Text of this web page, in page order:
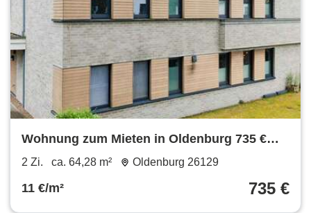
Wohnung zum Mieten in Oldenburg 735 €
64.28 m²
2 Zi. ca. 64,28 m² Oldenburg 26129
11 €/m² 735 €